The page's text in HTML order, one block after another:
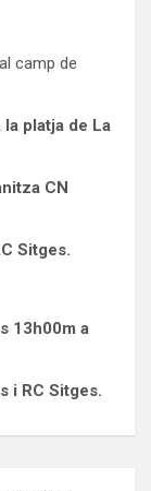
camp de
la platja de La
CN
Sitges.
13h00m a
i RC Sitges.